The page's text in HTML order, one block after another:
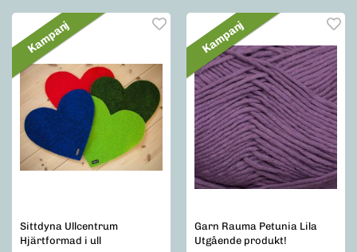
Kampanj
Sittdyna Ullcentrum
Hjärtformad i ull
Kampanj
Garn Rauma Petunia Lila
Utgående produkt!